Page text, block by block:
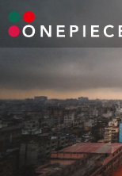
Skip
to